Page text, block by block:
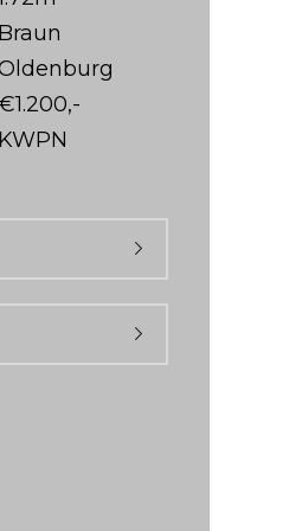
Braun
KWPN